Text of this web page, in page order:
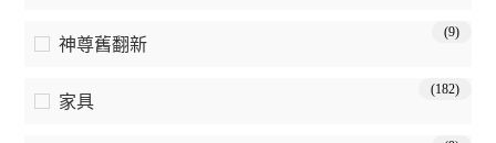
神尊舊翻新
(9)
家具
(182)